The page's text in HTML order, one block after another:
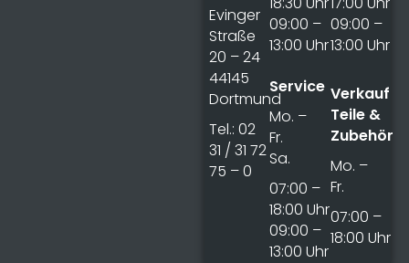
Evinger
Straße
20 – 24
44145
Dortmund
Tel.: 02
31 / 31 72
75 – 0
09:00 –
13:00 Uhr
Service
Mo. –
Fr.
Sa.
07:00 –
18:00 Uhr
09:00 –
13:00 Uhr
09:00 –
13:00 Uhr
Verkauf
Teile &
Zubehör
Mo. –
Fr.
07:00 –
18:00 Uhr